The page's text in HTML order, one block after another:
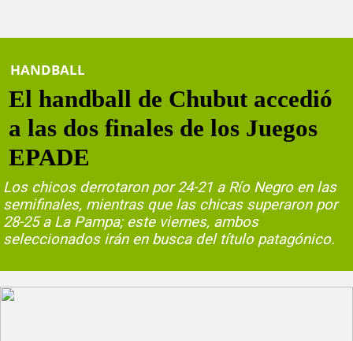
HANDBALL
El handball de Chubut accedió
a las dos finales de los Juegos
EPADE
Los chicos derrotaron por 24-21 a Río Negro en las
semifinales, mientras que las chicas superaron por
28-25 a La Pampa; este viernes, ambos
seleccionados irán en busca del título patagónico.